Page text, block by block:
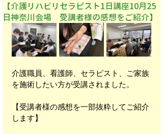
【介護リハビリセラピスト1日講座10月25
日神奈川会場 受講者様の感想をご紹介】
介護職員、看護師、セラピスト、ご家族
を施術したい方が受講されました。
【受講者様の感想を一部抜粋してご紹介
します】